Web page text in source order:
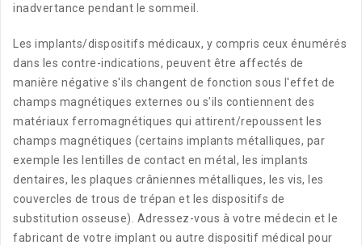
inadvertance pendant le sommeil.
Les implants/dispositifs médicaux, y compris ceux énumérés
dans les contre-indications, peuvent être affectés de
manière négative s'ils changent de fonction sous l'effet de
champs magnétiques externes ou s'ils contiennent des
matériaux ferromagnétiques qui attirent/repoussent les
champs magnétiques (certains implants métalliques, par
exemple les lentilles de contact en métal, les implants
dentaires, les plaques crâniennes métalliques, les vis, les
couvercles de trous de trépan et les dispositifs de
substitution osseuse). Adressez-vous à votre médecin et le
fabricant de votre implant ou autre dispositif médical pour